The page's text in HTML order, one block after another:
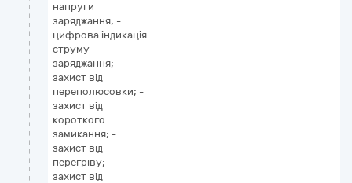
напруги
заряджання; -
цифрова індикація
струму
заряджання; -
захист від
переполюсовки; -
захист від
короткого
замикання; -
захист від
перегріву; -
захист від